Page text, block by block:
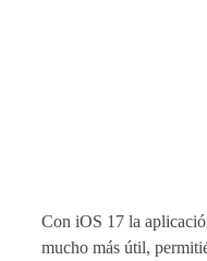
Con iOS 17 la
mucho más útil,